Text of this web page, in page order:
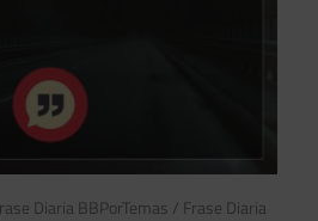
Diaria BBPorTemas / Frase Diaria